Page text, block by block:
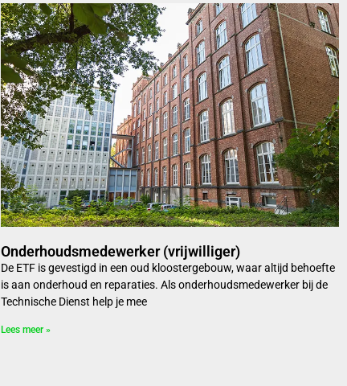
Onderhoudsmedewerker (vrijwilliger)
De ETF is gevestigd in een oud kloostergebouw, waar altijd behoefte
is aan onderhoud en reparaties. Als onderhoudsmedewerker bij de
Technische Dienst help je mee
Lees meer »